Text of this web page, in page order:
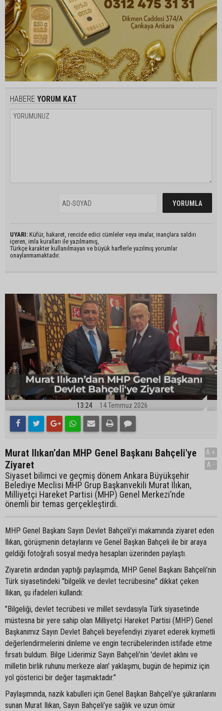
HABERE YORUM KAT
UYARI: Küfür, hakaret, rencide edici cümleler veya imalar, inançlara saldırı
içeren, imla kuralları ile yazılmamış,
Türkçe karakter kullanılmayan ve büyük harflerle yazılmış yorumlar
onaylanmamaktadır.
13:24 14 Temmuz 2026
Murat Ilıkan’dan MHP Genel Başkanı Bahçeli'ye
Ziyaret
Siyaset bilimci ve geçmiş dönem Ankara Büyükşehir
Belediye Meclisi MHP Grup Başkanvekili Murat Ilıkan,
Milliyetçi Hareket Partisi (MHP) Genel Merkezi’nde
önemli bir temas gerçekleştirdi.
A+
A-
MHP Genel Başkanı Sayın Devlet Bahçeli’yi makamında ziyaret eden
Ilıkan, görüşmenin detaylarını ve Genel Başkan Bahçeli ile bir araya
geldiği fotoğrafı sosyal medya hesapları üzerinden paylaştı.
Ziyaretin ardından yaptığı paylaşımda, MHP Genel Başkanı Bahçeli’nin
Türk siyasetindeki "bilgelik ve devlet tecrübesine" dikkat çeken
Ilıkan, şu ifadeleri kullandı:
"Bilgeliği, devlet tecrübesi ve millet sevdasıyla Türk siyasetinde
müstesna bir yere sahip olan Milliyetçi Hareket Partisi (MHP) Genel
Başkanımız Sayın Devlet Bahçeli beyefendiyi ziyaret ederek kıymetli
değerlendirmelerini dinleme ve engin tecrübelerinden istifade etme
fırsatı buldum. Bilge Liderimiz Sayın Bahçeli’nin 'devlet aklını ve
milletin birlik ruhunu merkeze alan' yaklaşımı, bugün de hepimiz için
yol gösterici bir değer taşımaktadır."
Paylaşımında, nazik kabulleri için Genel Başkan Bahçeli’ye şükranlarını
sunan Murat Ilıkan, Sayın Bahçeli’ye sağlık ve uzun ömür